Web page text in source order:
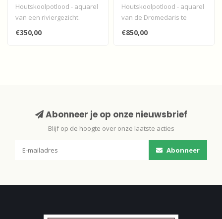
Houtskoolpotlood - aquarel
van een riviergezicht.
€350,00
Houtskoolpotlood - aquarel
van de Dromedaris te
Hoorn.
€850,00
Abonneer je op onze nieuwsbrief
Blijf op de hoogte over onze laatste acties
Abonneer